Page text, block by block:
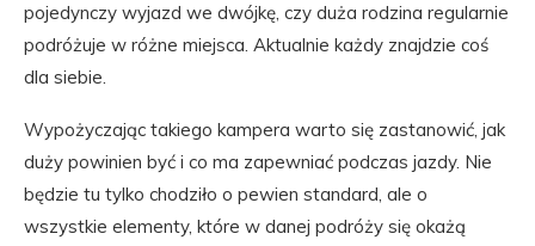
pojedynczy wyjazd we dwójkę, czy duża rodzina regularnie
podróżuje w różne miejsca. Aktualnie każdy znajdzie coś
dla siebie.
Wypożyczając takiego kampera warto się zastanowić, jak
duży powinien być i co ma zapewniać podczas jazdy. Nie
będzie tu tylko chodziło o pewien standard, ale o
wszystkie elementy, które w danej podróży się okażą